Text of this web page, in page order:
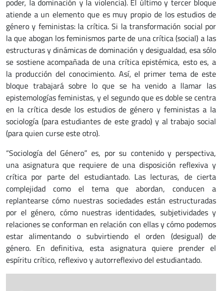
poder, la dominación y la violencia). El último y tercer bloque
atiende a un elemento que es muy propio de los estudios de
género y feministas: la crítica. Si la transformación social por
la que abogan los feminismos parte de una crítica (social) a las
estructuras y dinámicas de dominación y desigualdad, esa sólo
se sostiene acompañada de una crítica epistémica, esto es, a
la producción del conocimiento. Así, el primer tema de este
bloque trabajará sobre lo que se ha venido a llamar las
epistemologías feministas, y el segundo que es doble se centra
en la crítica desde los estudios de género y feministas a la
sociología (para estudiantes de este grado) y al trabajo social
(para quien curse este otro).
“Sociología del Género” es, por su contenido y perspectiva,
una asignatura que requiere de una disposición reflexiva y
crítica por parte del estudiantado. Las lecturas, de cierta
complejidad como el tema que abordan, conducen a
replantearse cómo nuestras sociedades están estructuradas
por el género, cómo nuestras identidades, subjetividades y
relaciones se conforman en relación con ellas y cómo podemos
estar alimentando o subvirtiendo el orden (desigual) de
género. En definitiva, esta asignatura quiere prender el
espíritu crítico, reflexivo y autorreflexivo del estudiantado.